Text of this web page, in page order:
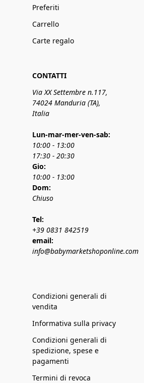
Preferiti
Carrello
Carte regalo
CONTATTI
Via XX Settembre n.117,
74024 Manduria (TA),
Italia
Lun-mar-mer-ven-sab:
10:00 - 13:00
17:30 - 20:30
Gio:
10:00 - 13:00
Dom:
Chiuso
Tel:
+39 0831 842519
email:
info@babymarketshoponline.com
Condizioni generali di
vendita
Informativa sulla privacy
Condizioni generali di
spedizione, spese e
pagamenti
Termini di revoca